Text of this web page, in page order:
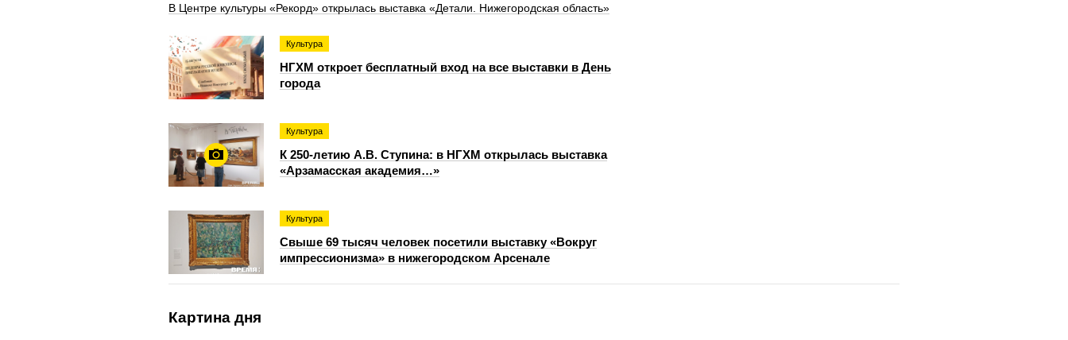
В Центре культуры «Рекорд» открылась выставка «Детали. Нижегородская область»
Культура
НГХМ откроет бесплатный вход на все выставки в День
города
Культура
К 250-летию А.В. Ступина: в НГХМ открылась выставка
«Арзамасская академия…»
Культура
Свыше 69 тысяч человек посетили выставку «Вокруг
импрессионизма» в нижегородском Арсенале
Картина дня